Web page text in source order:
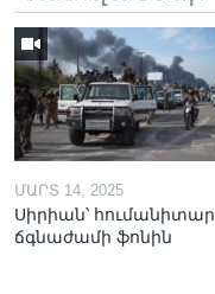
ՄԱՐՏ 14, 2025
Սիրիան՝ հումանիտար
ճգնաժամի ֆոնին